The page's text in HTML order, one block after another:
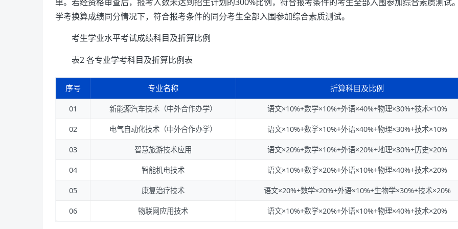
学考换算成绩同分情况下，符合报考条件的同分考生全部入围参加综合素质测试。
考生学业水平考试成绩科目及折算比例
表2 各专业学考科目及折算比例表
序号 专业名称 折算科目及比例
01 新能源汽车技术（中外合作办学） 语文×10%+数学×10%+外语×40%+物理×30%+技术×10%
02 电气自动化技术（中外合作办学） 语文×10%+数学×10%+外语×40%+物理×30%+技术×10%
03 智慧旅游技术应用 语文×20%+数学×10%+外语×20%+地理×30%+历史×20%
04 智能机电技术 语文×10%+数学×20%+外语×10%+物理×40%+技术×20%
05 康复治疗技术 语文×20%+数学×20%+外语×10%+生物学×30%+技术×20%
06 物联网应用技术 语文×10%+数学×20%+外语×10%+物理×40%+技术×20%